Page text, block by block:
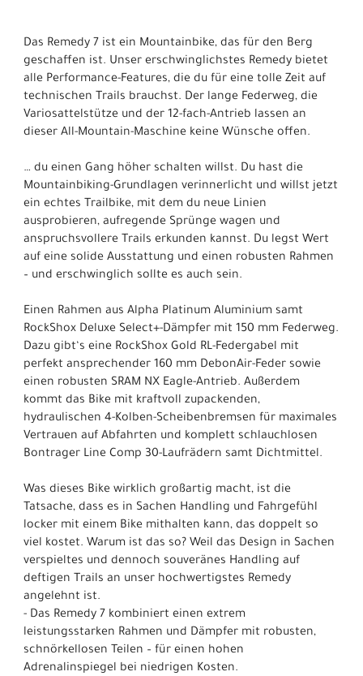
Das Remedy 7 ist ein Mountainbike, das für den Berg
geschaffen ist. Unser erschwinglichstes Remedy bietet
alle Performance-Features, die du für eine tolle Zeit auf
technischen Trails brauchst. Der lange Federweg, die
Variosattelstütze und der 12-fach-Antrieb lassen an
dieser All-Mountain-Maschine keine Wünsche offen.
… du einen Gang höher schalten willst. Du hast die
Mountainbiking-Grundlagen verinnerlicht und willst jetzt
ein echtes Trailbike, mit dem du neue Linien
ausprobieren, aufregende Sprünge wagen und
anspruchsvollere Trails erkunden kannst. Du legst Wert
auf eine solide Ausstattung und einen robusten Rahmen
– und erschwinglich sollte es auch sein.
Einen Rahmen aus Alpha Platinum Aluminium samt
RockShox Deluxe Select+-Dämpfer mit 150 mm Federweg.
Dazu gibt‘s eine RockShox Gold RL-Federgabel mit
perfekt ansprechender 160 mm DebonAir-Feder sowie
einen robusten SRAM NX Eagle-Antrieb. Außerdem
kommt das Bike mit kraftvoll zupackenden,
hydraulischen 4-Kolben-Scheibenbremsen für maximales
Vertrauen auf Abfahrten und komplett schlauchlosen
Bontrager Line Comp 30-Laufrädern samt Dichtmittel.
Was dieses Bike wirklich großartig macht, ist die
Tatsache, dass es in Sachen Handling und Fahrgefühl
locker mit einem Bike mithalten kann, das doppelt so
viel kostet. Warum ist das so? Weil das Design in Sachen
verspieltes und dennoch souveränes Handling auf
deftigen Trails an unser hochwertigstes Remedy
angelehnt ist.
- Das Remedy 7 kombiniert einen extrem
leistungsstarken Rahmen und Dämpfer mit robusten,
schnörkellosen Teilen – für einen hohen
Adrenalinspiegel bei niedrigen Kosten.